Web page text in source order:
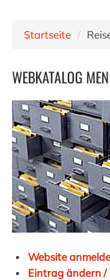
Startseite
WEBKATALOG
Website
Eintrag ändern /